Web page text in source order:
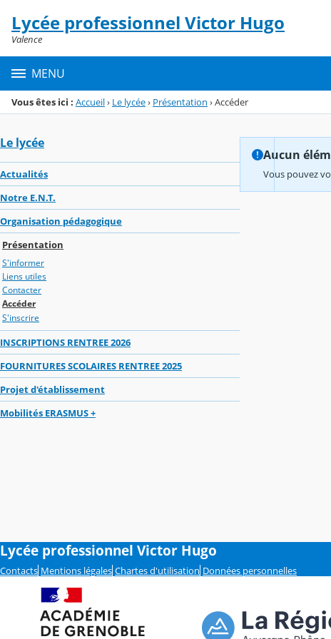
Menu de la rubrique
Contenu
Lycée professionnel Victor Hugo
Valence
MENU
Vous êtes ici : Accueil› Le lycée› Présentation ›Accéder
Le lycée
Actualités
Notre E.N.T.
Organisation pédagogique
Présentation
S'informer
Liens utiles
Contacter
Accéder
S'inscrire
INSCRIPTIONS RENTREE 2026
FOURNITURES SCOLAIRES RENTREE 2025
Projet d'établissement
Mobilités ERASMUS +
Aucun
Vous pouvez
Lycée professionnel Victor Hugo
Contacts Mentions légales Chartes d'utilisation Données personnelles